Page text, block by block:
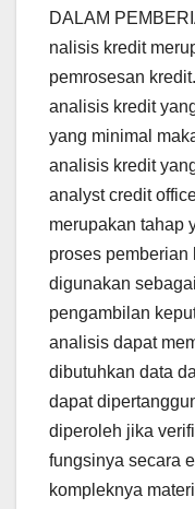
DALAM
nalisis kredit
pemrosesan
analisis kredit
yang minimal
analisis kredit
analyst credit
merupakan tahap
proses pemberian
digunakan
pengambilan
analisis dapat
dibutuhkan data
dapat
diperoleh jika
fungsinya secara
kompleknya